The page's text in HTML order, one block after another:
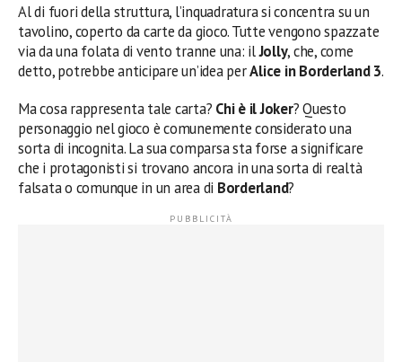
Al di fuori della struttura, l’inquadratura si concentra su un
tavolino, coperto da carte da gioco. Tutte vengono spazzate
via da una folata di vento tranne una: ilJolly, che, come
detto, potrebbe anticipare un’idea perAlice in Borderland 3.
Ma cosa rappresenta tale carta? Chi è il Joker? Questo
personaggio nel gioco è comunemente considerato una
sorta di incognita. La sua comparsa sta forse a significare
che i protagonisti si trovano ancora in una sorta di realtà
falsata o comunque in un area di Borderland?